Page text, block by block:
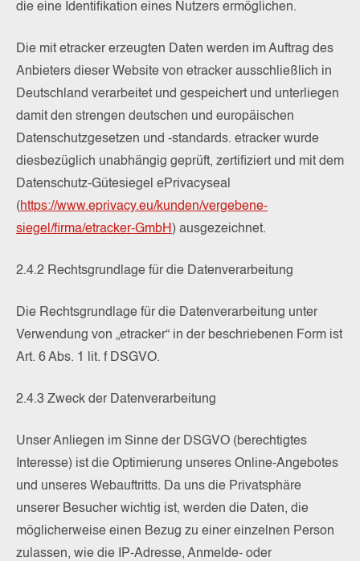
die eine Identifikation eines Nutzers ermöglichen.
Die mit etracker erzeugten Daten werden im Auftrag des
Anbieters dieser Website von etracker ausschließlich in
Deutschland verarbeitet und gespeichert und unterliegen
damit den strengen deutschen und europäischen
Datenschutzgesetzen und -standards. etracker wurde
diesbezüglich unabhängig geprüft, zertifiziert und mit dem
Datenschutz-Gütesiegel ePrivacyseal
(https://www.eprivacy.eu/kunden/vergebene-
siegel/firma/etracker-GmbH ) ausgezeichnet.
2.4.2 Rechtsgrundlage für die Datenverarbeitung
Die Rechtsgrundlage für die Datenverarbeitung unter
Verwendung von „etracker“ in der beschriebenen Form ist
Art. 6 Abs. 1 lit. f DSGVO.
2.4.3 Zweck der Datenverarbeitung
Unser Anliegen im Sinne der DSGVO (berechtigtes
Interesse) ist die Optimierung unseres Online-Angebotes
und unseres Webauftritts. Da uns die Privatsphäre
unserer Besucher wichtig ist, werden die Daten, die
möglicherweise einen Bezug zu einer einzelnen Person
zulassen, wie die IP-Adresse, Anmelde- oder